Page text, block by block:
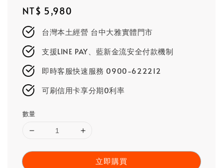
Regular
price
NT$ 5,980
台灣本土經營 台中大雅實體門市
支援LINE PAY、藍新金流安全付款機制
即時客服快速服務 0900-622212
可刷信用卡享分期0利率
數量
立即購買